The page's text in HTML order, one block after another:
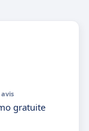
avis
gratuite